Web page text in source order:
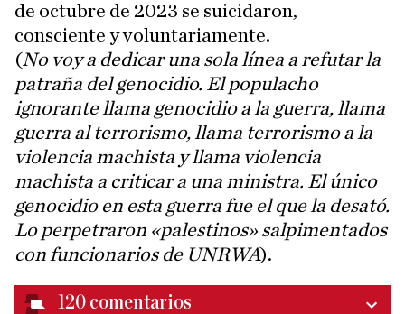
de octubre de 2023 se suicidaron,
consciente y voluntariamente.
(No voy a dedicar una sola línea a refutar la
patraña del genocidio. El populacho
ignorante llama genocidio a la guerra, llama
guerra al terrorismo, llama terrorismo a la
violencia machista y llama violencia
machista a criticar a una ministra. El único
genocidio en esta guerra fue el que la desató.
Lo perpetraron «palestinos» salpimentados
con funcionarios de UNRWA).
120 comentarios